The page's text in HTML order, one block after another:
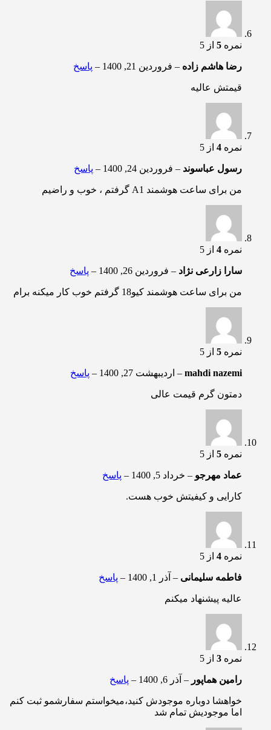
نمره 5 از 5
رضا هاشم زاده – فروردین 21, 1400 – پاسخ
قیمتش عالیه
نمره 4 از 5
رسول عباسوند – فروردین 24, 1400 – پاسخ
من برای ساعت هوشمند A1 گرفتم ، خوب و راضیم
نمره 4 از 5
سارا زارعی نژاد – فروردین 26, 1400 – پاسخ
من برای ساعت هوشمند کیو18 گرفتم خوب کار میکنه برام
نمره 5 از 5
mahdi nazemi
– اردیبهشت 27, 1400 – پاسخ
دمتون گرم قیمت عالی
نمره 5 از 5
عماد مهرجو – خرداد 5, 1400 – پاسخ
کارایی و کیفیتش خوب هست.
نمره 4 از 5
فاطمه سلیمانی – آذر 1, 1400 – پاسخ
عالیه پیشنهاد میکنم
نمره 3 از 5
رامین هماپور – آذر 6, 1400 – پاسخ
خواهشا دوباره موجودش کنید،میخواستم سفارشمو ثبت کنم
اما موجودیش تمام شد